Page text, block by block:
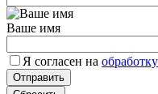
Ваше имя
Я согласен на